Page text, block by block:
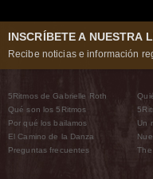
INSCRÍBETE A NUESTRA
Recibe noticias e información
5Ritmos de Gabrielle Roth
Qué son los 5Ritmos
Por qué los bailamos
El Camino de la Danza
Preguntas frecuentes
Un